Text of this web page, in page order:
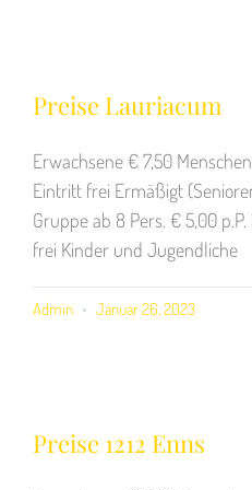
Preise Lauriacum
Erwachsene € 7,50
Eintritt frei Ermäßigt
Gruppe ab 8 Pers. € 5,00
frei Kinder und Jugendliche
Admin Januar 26, 2023
Preise 1212 Enns